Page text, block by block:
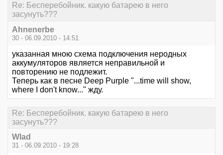
Re: Бесперебойник. какую батарею в него
засунуть???
Ahnenerbe
30 - 06.09.2010 - 14:51
указанная мною схема подключения неродных
аккумуляторов является неправильной и
повторению не подлежит.
Теперь как в песне Deep Purple "...time will show,
where I don't know..." жду.
Re: Бесперебойник. какую батарею в него
засунуть???
Wlad
31 - 06.09.2010 - 19:28